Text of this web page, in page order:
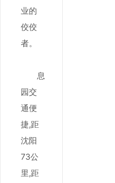
业的
佼佼
者。
息
园交
通便
捷,距
沈阳
73公
里,距